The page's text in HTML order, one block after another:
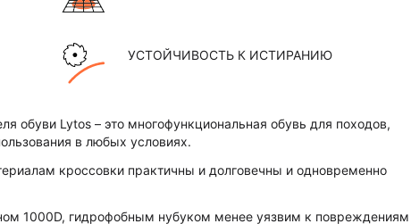
УСТОЙЧИВОСТЬ К ИСТИРАНИЮ
обуви Lytos – это многофункциональная обувь для походов,
в любых условиях.
кроссовки практичны и долговечны и одновременно
1000D, гидрофобным нубуком менее уязвим к повреждениям